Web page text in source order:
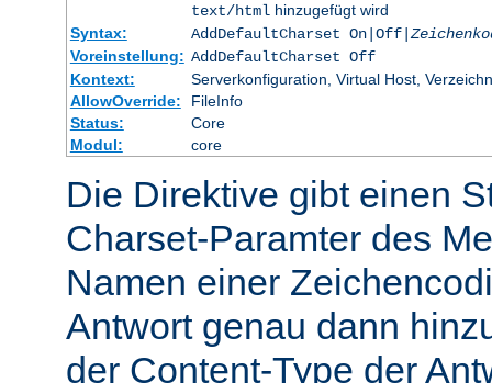
text/html hinzugefügt wird
Syntax:
AddDefaultCharset On|Off|
Voreinstellung: AddDefaultCharset Off
Kontext:
Serverkonfiguration, Virtual Host,
AllowOverride:
FileInfo
Status:
Core
Modul:
core
Die Direktive gibt einen
Charset-Paramter des
Namen einer
Antwort genau dann
der Content-Type der